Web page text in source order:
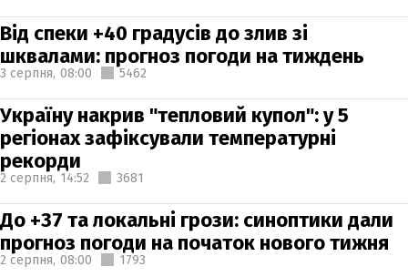
Від спеки +40 градусів до злив зі
шквалами: прогноз погоди на тиждень
3 серпня, 08:00 5462
Україну накрив "тепловий купол": у 5
регіонах зафіксували температурні
рекорди
2 серпня, 14:52 3681
До +37 та локальні грози: синоптики дали
прогноз погоди на початок нового тижня
2 серпня, 08:00 1793